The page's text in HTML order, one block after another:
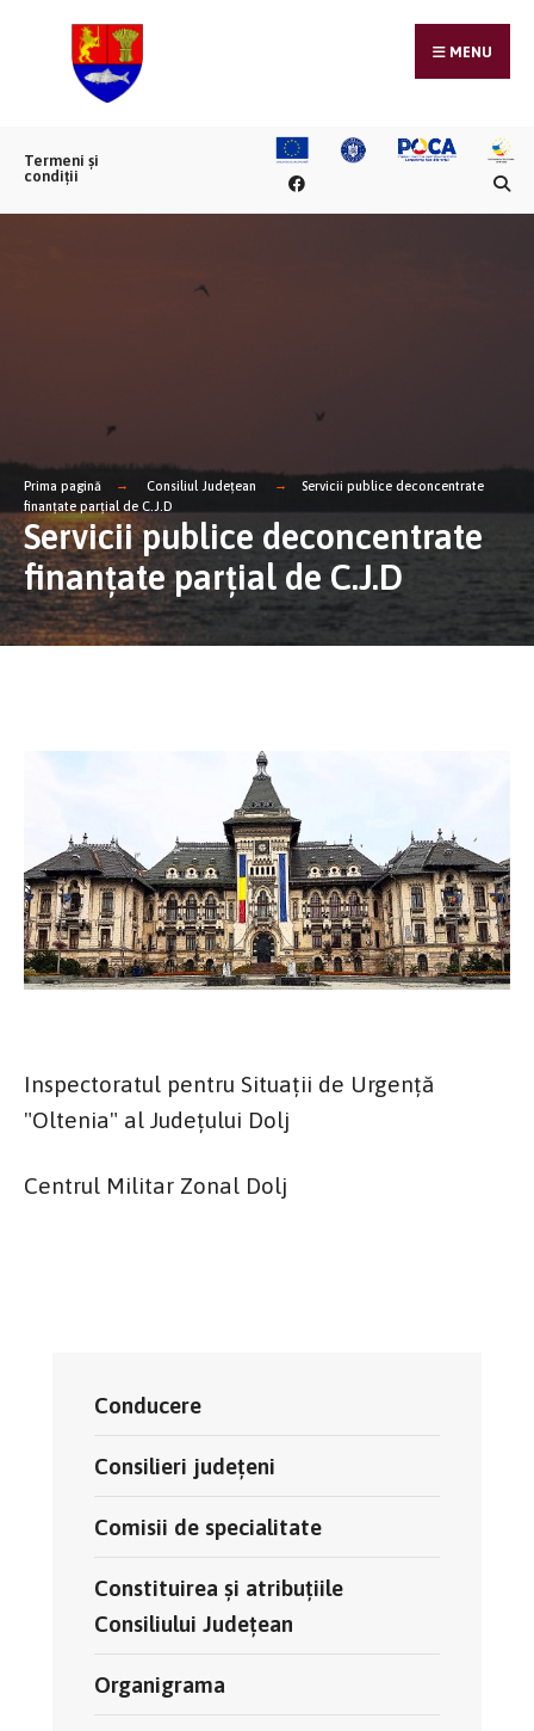
MENU
Termeni și
condiții
Prima pagină Consiliul Județean
Servicii publice deconcentrate
finanțate parțial de C.J.D
Servicii publice deconcentrate
finanțate parțial de C.J.D
Inspectoratul pentru Situații de Urgență
"Oltenia" al Județului Dolj
Centrul Militar Zonal Dolj
Conducere
Consilieri județeni
Comisii de specialitate
Constituirea și atribuțiile
Consiliului Județean
Organigrama